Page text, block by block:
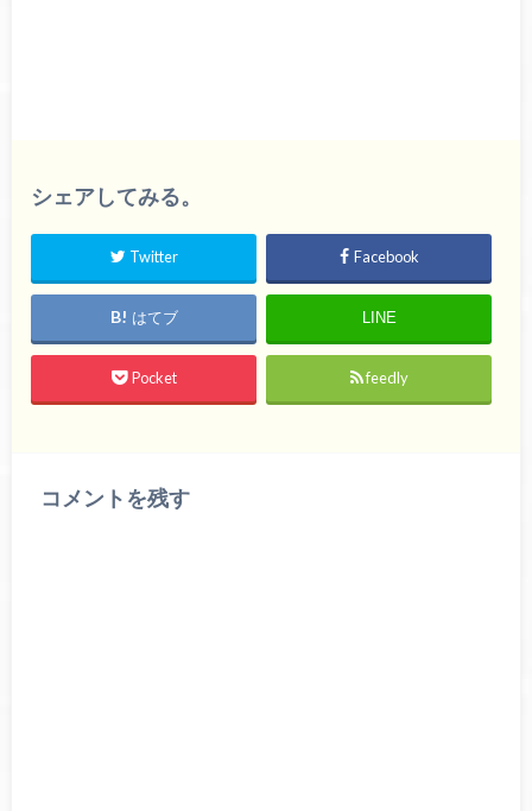
シェアしてみる。
Twitter Facebook
はてブ LINE
Pocket feedly
コメントを残す